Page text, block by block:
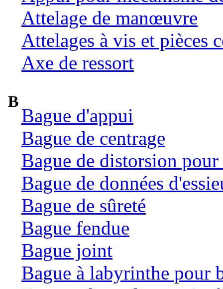
Attelage de manœuvre
Attelages à vis et pièces
Axe de ressort
B
Bague d'appui
Bague de centrage
Bague de distorsion
Bague de données
Bague de sûreté
Bague fendue
Bague joint
Bague à labyrinthe pour